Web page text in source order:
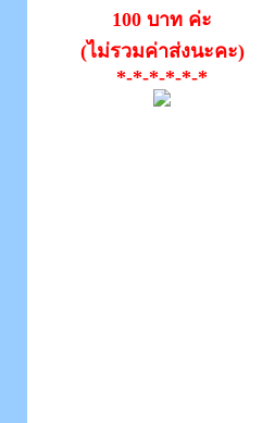
100 บาท ค่ะ
(ไม่รวมค่าส่งนะคะ)
*-*-*-*-*-*